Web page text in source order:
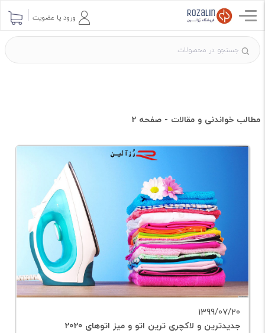
ورود یا عضویت
مطالب خواندنی و مقالات - صفحه 2
1399/07/20
جدیدترین و لاکچری ترین اتو و میز اتوهای 2020